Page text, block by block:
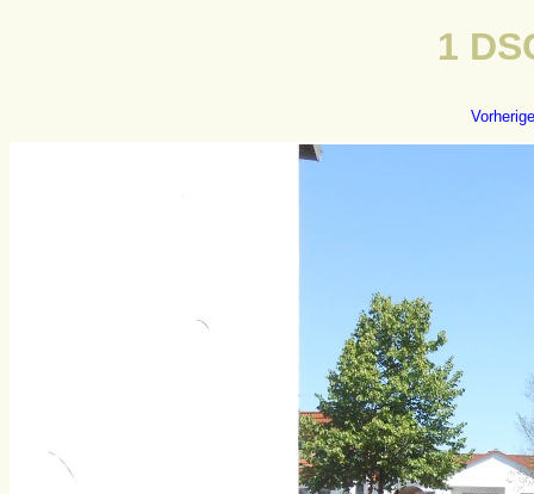
1
Vorherige